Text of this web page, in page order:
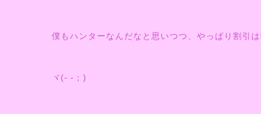
僕もハンターなんだなと思いつつ、やっぱり割引
ヾ(- -；)